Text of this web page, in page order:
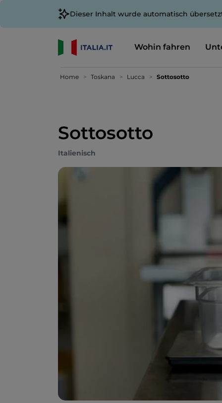
Dieser Inhalt wurde automatisch
Wohin fahren
Home Toskana Lucca Sottosotto
Sottosotto
Italienisch